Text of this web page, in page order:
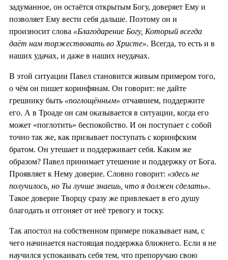
задуманное, он остаётся открытым Богу, доверяет Ему и
позволяет Ему вести себя дальше. Поэтому он и
произносит слова «Благодарение Богу, Который всегда
даёт нам торжествовать во Христе». Всегда, то есть и в
наших удачах, и даже в наших неудачах.
В этой ситуации Павел становится живым примером того,
о чём он пишет коринфянам. Он говорит: не дайте
грешнику быть «поглощённым» отчаянием, поддержите
его. А в Троаде он сам оказывается в ситуации, когда его
может «поглотить» беспокойство. И он поступает с собой
точно так же, как призывает поступать с коринфским
братом. Он утешает и поддерживает себя. Каким же
образом? Павел принимает утешение и поддержку от Бога.
Проявляет к Нему доверие. Словно говорит: «здесь не
получилось, но Ты лучше знаешь, что я должен сделать».
Такое доверие Творцу сразу же привлекает в его душу
благодать и отгоняет от неё тревогу и тоску.
Так апостол на собственном примере показывает нам, с
чего начинается настоящая поддержка ближнего. Если я не
научился успокаивать себя тем, что препоручаю свою